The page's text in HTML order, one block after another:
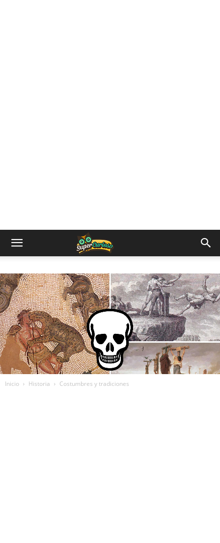
Inicio Historia Costumbres y tradiciones